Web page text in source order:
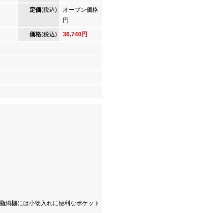
定価(税込)
オープン価格
円
価格(税込) 36,740円
棚には小物入れに便利なポケット